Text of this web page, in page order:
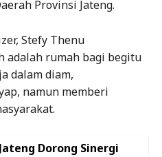
Provinsi Jateng.
Stefy Thenu
adalah rumah bagi begitu
dalam diam,
namun memberi
Dorong Sinergi